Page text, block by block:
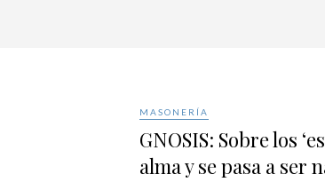
MASONERÍA
GNOSIS: Sobre los
alma y se pasa a ser